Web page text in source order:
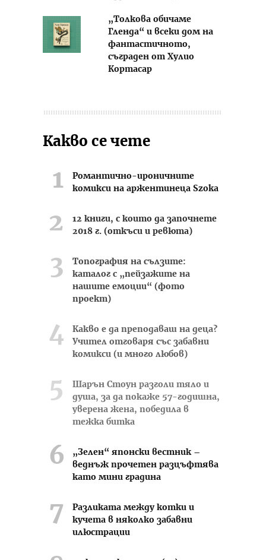
„Толкова обичаме
Гленда“ и всеки дом на
фантастичното,
съграден от Хулио
Кортасар
Какво се чете
Романтично-ироничните
комикси на аржентинеца Szoka
12 книги, с които да започнете
2018 г. (откъси и ревюта)
Топография на сълзите:
каталог с „пейзажите на
нашите емоции“ (фото
проект)
Какво е да преподаваш на деца?
Учител отговаря със забавни
комикси (и много любов)
Шарън Стоун разголи тяло и
душа, за да покаже 57-годишна,
уверена жена, победила в
тежка битка
„Зелен“ японски вестник –
веднъж прочетен разцъфтява
като мини градина
Разликата между котки и
кучета в няколко забавни
илюстрации